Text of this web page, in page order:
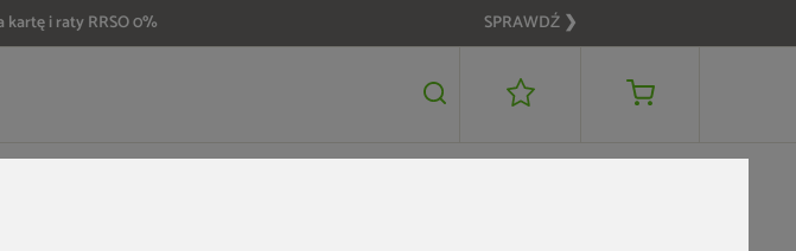
kartę i raty RRSO 0% SPRAWDŹ ❯
DODAJ DO KOSZYKA